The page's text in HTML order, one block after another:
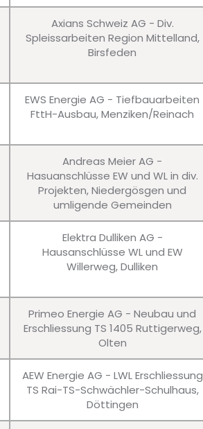
Axians Schweiz AG - Div.
Spleissarbeiten Region Mittelland,
Birsfeden
EWS Energie AG - Tiefbauarbeiten
FttH-Ausbau, Menziken/Reinach
Andreas Meier AG -
Hasuanschlüsse EW und WL in div.
Projekten, Niedergösgen und
umligende Gemeinden
Elektra Dulliken AG -
Hausanschlüsse WL und EW
Willerweg, Dulliken
Primeo Energie AG - Neubau und
Erschliessung TS 1405 Ruttigerweg,
Olten
AEW Energie AG - LWL Erschliessung
TS Rai-TS-Schwächler-Schulhaus,
Döttingen